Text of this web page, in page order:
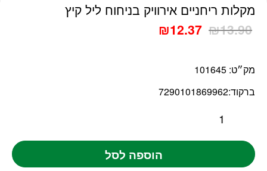
מקלות ריחניים אירוויק בניחוח ליל קיץ
₪13.90
₪12.37
מק״ט: 101645
ברקוד:7290101869962
הוספה לסל